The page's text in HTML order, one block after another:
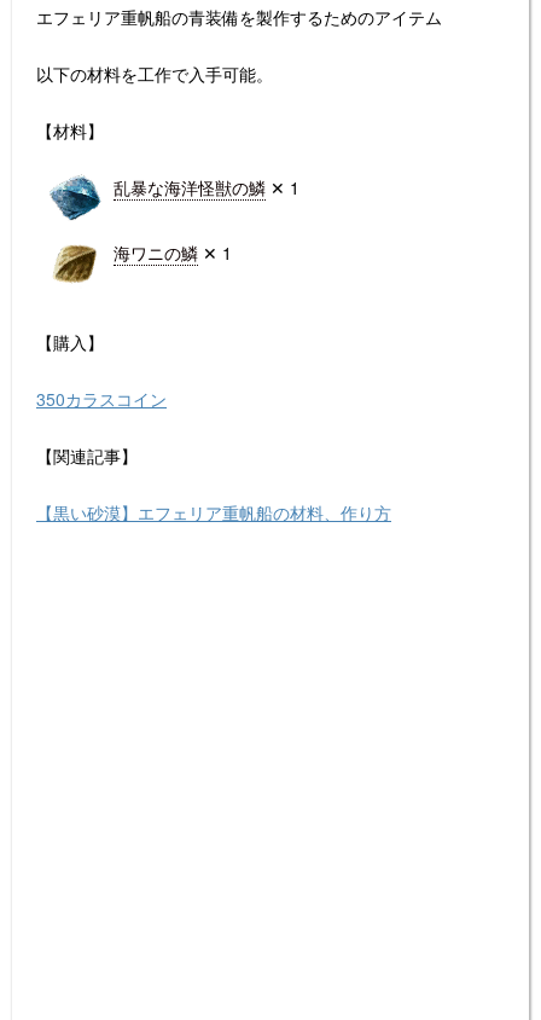
エフェリア重帆船の青装備を製作するためのアイテム
以下の材料を工作で入手可能。
【材料】
乱暴な海洋怪獣の鱗 ✕ 1
海ワニの鱗 ✕ 1
【購入】
350カラスコイン
【関連記事】
【黒い砂漠】エフェリア重帆船の材料、作り方